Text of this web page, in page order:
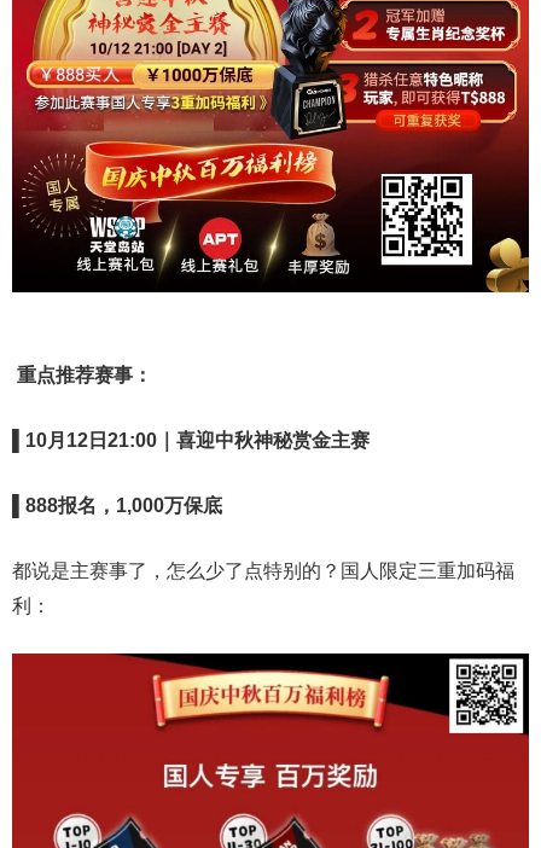
重点推荐赛事：
10月 12 日 21:00 ｜喜迎中秋神秘赏金主赛
888报名， 1,000万保底
都说是主赛事了，怎么少了点特别的？国人限定三重加码福
利：